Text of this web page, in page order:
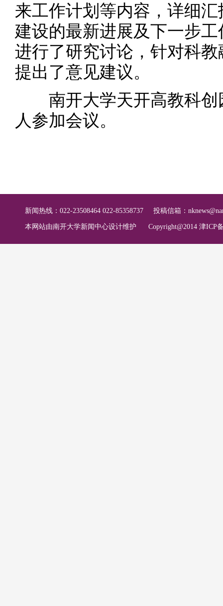
来工作计划等内容，详细
建设的最新进展及下一步
进行了研究讨论，针对科
提出了意见建议。
南开大学天开高教科创
人参加会议。
新闻热线：022-23508464 022-85358737 投稿信箱：
本网站由南开大学新闻中心设计维护 Copyright@2014 津ICP